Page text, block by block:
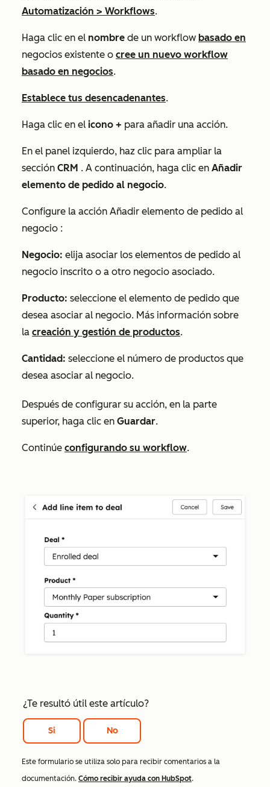
Automatización > Workflows.
Haga clic en el nombre de un workflow basado en
negocios existente o cree un nuevo workflow
basado en negocios.
Establece tus desencadenantes.
Haga clic en el icono + para añadir una acción.
En el panel izquierdo, haz clic para ampliar la
sección CRM . A continuación, haga clic en Añadir
elemento de pedido al negocio.
Configure la acción Añadir elemento de pedido al
negocio :
Negocio: elija asociar los elementos de pedido al
negocio inscrito o a otro negocio asociado.
Producto: seleccione el elemento de pedido que
desea asociar al negocio. Más información sobre
la creación y gestión de productos.
Cantidad: seleccione el número de productos que
desea asociar al negocio.
Después de configurar su acción, en la parte
superior, haga clic en Guardar.
Continúe configurando su workflow.
¿Te resultó útil este artículo?
Si No
Este formulario se utiliza solo para recibir comentarios a la
documentación. Cómo recibir ayuda con HubSpot.